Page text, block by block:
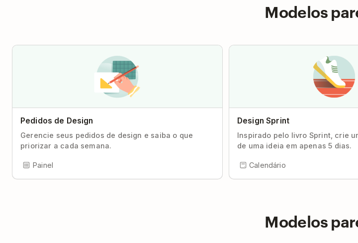
Modelos
Pedidos de Design
Gerencie seus pedidos de design e saiba o que
priorizar a cada semana.
Painel
Design Sprint
Inspirado pelo livro Sprint, crie
de uma ideia em apenas 5 dias.
Calendário
Modelos